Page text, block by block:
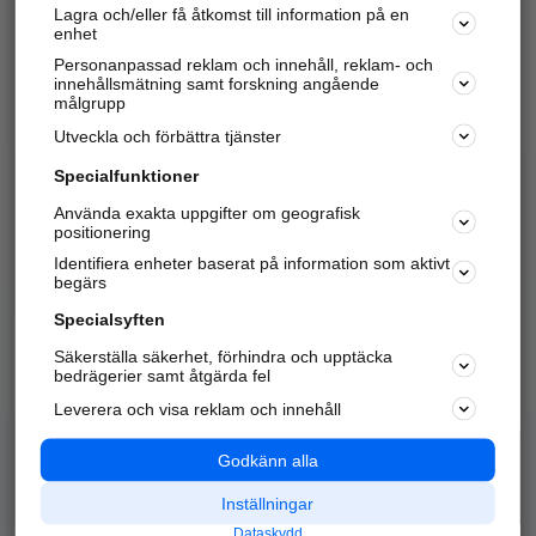
Sök företag, personer och platser.
Hitta telefonnummer, adresser, företagsinfo mm.
Marknadsför företaget
Kom igång och annonsera mot
samarbetspartners nära dig.
Alla kategorier
Populära sökningar
API & Kartor
Annonsera
Integritet
Nödnummer
Lagra och/eller få åtkomst till information på en
enhet
Personanpassad reklam och innehåll, reklam- och
innehållsmätning samt forskning angående
målgrupp
Utveckla och förbättra tjänster
Specialfunktioner
Använda exakta uppgifter om geografisk
positionering
Identifiera enheter baserat på information som aktivt
begärs
Specialsyften
Säkerställa säkerhet, förhindra och upptäcka
bedrägerier samt åtgärda fel
Leverera och visa reklam och innehåll
Godkänn alla
Inställningar
Dataskydd